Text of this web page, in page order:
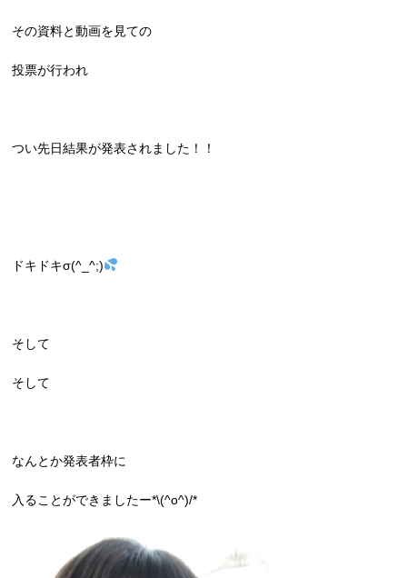
その資料と動画を見ての
投票が行われ
つい先日結果が発表されました！！
ドキドキσ(^_^;)
そして
そして
なんとか発表者枠に
入ることができましたー*\(^o^)/*